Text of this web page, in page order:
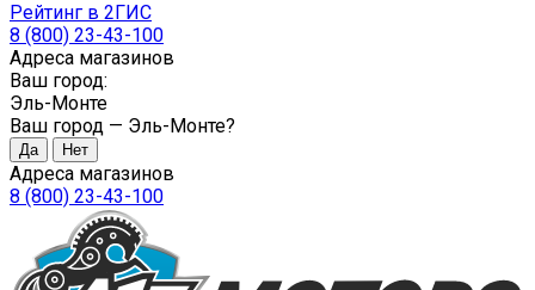
Рейтинг в 2ГИС
8 (800) 23-43-100
Адреса магазинов
Ваш город:
Эль-Монте
Ваш город — Эль-Монте?
Адреса магазинов
8 (800) 23-43-100